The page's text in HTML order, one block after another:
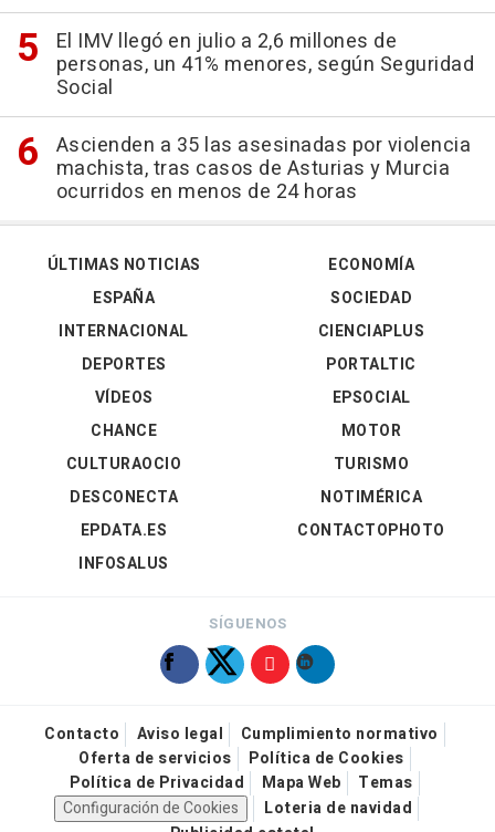
El IMV llegó en julio a 2,6 millones de
personas, un 41% menores, según Seguridad
Social
Ascienden a 35 las asesinadas por violencia
machista, tras casos de Asturias y Murcia
ocurridos en menos de 24 horas
ÚLTIMAS NOTICIAS
ESPAÑA
INTERNACIONAL
DEPORTES
VÍDEOS
ECONOMÍA
SOCIEDAD
CIENCIAPLUS
PORTALTIC
EPSOCIAL
CHANCE
CULTURAOCIO
DESCONECTA
EPDATA.ES
INFOSALUS
MOTOR
TURISMO
NOTIMÉRICA
CONTACTOPHOTO
SÍGUENOS
Contacto Aviso legal
Cumplimiento normativo
Oferta de servicios
Política de Cookies
Política de Privacidad
Mapa Web
Temas
Configuración de Cookies
Loteria de navidad